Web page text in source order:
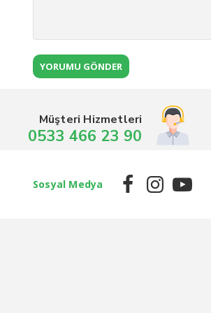
Müşteri Hizmetleri
0533 466 23 90
Sosyal Medya